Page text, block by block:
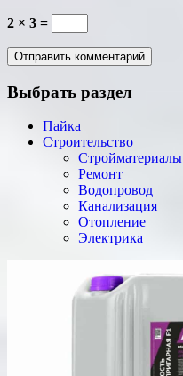
2 × 3 =
Выбрать раздел
Пайка
Строительство
Стройматериалы
Ремонт
Водопровод
Канализация
Отопление
Электрика